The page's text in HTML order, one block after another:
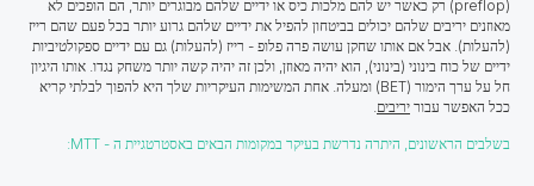
(preflop) רק כאשר יש להם מלכות כיס או ידיים שלהם מבוגרים יותר, הם הופכים לא
מאוזנים יריבים שלהם יכולים בביטחון להפיל את ידיים שלהם גרוע יותר בכל פעם שהם רייז
(להעלות). אבל אם אותו שחקן עושה פרה פלופ - רייז (להעלות) גם עם ידיים ספקולטיביות
ידיים של כוח בינוני (בינוני), הוא יהיה מאוזן, ולכן זה יהיה קשה יותר משחק נגדו. אותו היגיון
חל על ערך הימור (BET) ומעלה. אחת המשימות העיקריות שלך היא להפוך לבלתי קריא
ככל האפשר עבור יריבים
בשלבים הראשונים, היתרה נדרשת בעיקר במקומות הבאים באסטרטגיית ה - MTT: